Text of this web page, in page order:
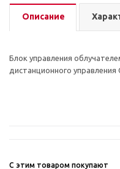
Описание
Блок управления
дистанционного
С этим товаром покупают